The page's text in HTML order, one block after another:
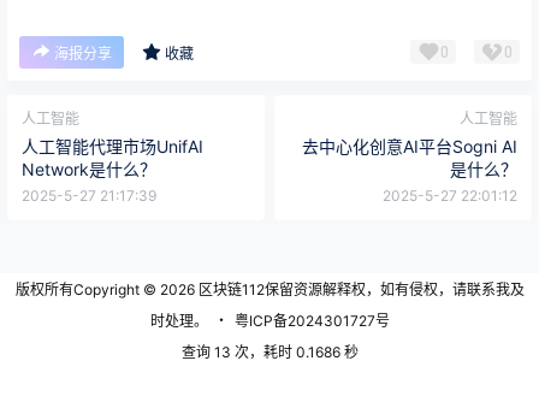
海报分享 收藏 0 0
人工智能
人工智能代理市场UnifAI
Network是什么？
2025-5-27 21:17:39
人工智能
去中心化创意AI平台Sogni AI
是什么？
2025-5-27 22:01:12
版权所有Copyright © 2026区块链112保留资源解释权，如有侵权，请联系我及
时处理。
・ 粤ICP备2024301727号
查询 13 次，耗时 0.1686 秒